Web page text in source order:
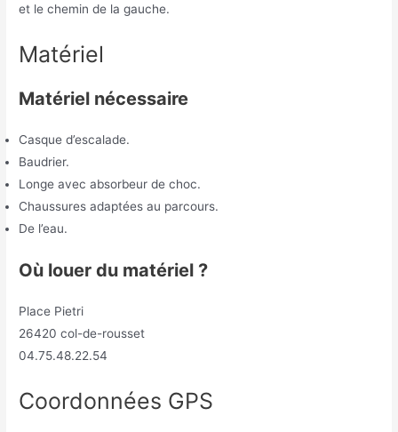
et le chemin de la gauche.
Matériel
Matériel nécessaire
Casque d’escalade.
Baudrier.
Longe avec absorbeur de choc.
Chaussures adaptées au parcours.
De l’eau.
Où louer du matériel ?
Place Pietri
26420 col-de-rousset
04.75.48.22.54
Coordonnées GPS